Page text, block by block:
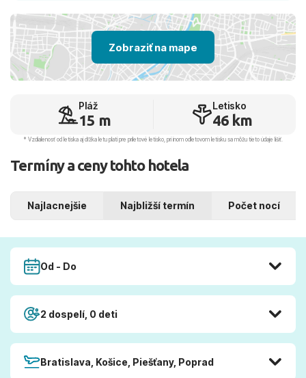
Zobraziť na mape
Pláž
15 m
Letisko
46 km
* Vzdialenosť od letiska aj dľžka letu platí pre príletové letisko, pri inom odletovom letisku sa môžu tieto údaje líšiť.
Termíny a ceny tohto hotela
Najlacnejšie Najbližší termín Počet nocí
Od - Do
2 dospelí, 0 deti
Bratislava, Košice, Piešťany, Poprad